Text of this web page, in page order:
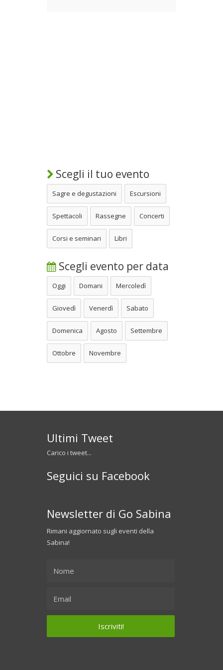
Scegli il tuo evento
Sagre e degustazioni Escursioni
Spettacoli Rassegne Concerti
Corsi e seminari Libri
Scegli evento per data
Oggi Domani Mercoledì
Giovedì Venerdì Sabato
Domenica Agosto Settembre
Ottobre Novembre
Ultimi Tweet
Carico i tweet...
Seguici su Facebook
Newsletter di Go Sabina
Rimani aggiornato sugli eventi della
Sabina!